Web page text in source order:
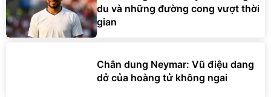
du và những đường cong vượt thời
gian
Chân dung Neymar: Vũ điệu dang
dở của hoàng tử không ngai